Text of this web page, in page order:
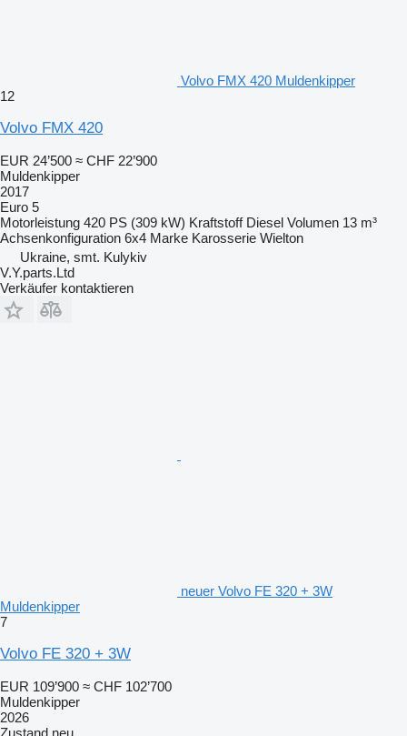
Volvo FMX 420 Muldenkipper
12
Volvo FMX 420
EUR 24’500 ≈ CHF 22’900
Muldenkipper
2017
Euro 5
Motorleistung 420 PS (309 kW) Kraftstoff Diesel Volumen 13 m³
Achsenkonfiguration 6x4 Marke Karosserie Wielton
Ukraine, smt. Kulykiv
V.Y.parts.Ltd
Verkäufer kontaktieren
neuer Volvo FE 320 + 3W
Muldenkipper
7
Volvo FE 320 + 3W
EUR 109’900 ≈ CHF 102’700
Muldenkipper
2026
Zustand neu